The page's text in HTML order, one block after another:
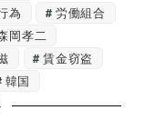
為
労働組合
岡孝二
賃金窃盗
韓国